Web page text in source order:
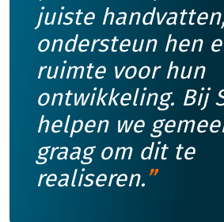
juiste
ondersteun hen
ruimte voor hun
ontwikkeling. Bij
helpen we
graag om dit te
realiseren.